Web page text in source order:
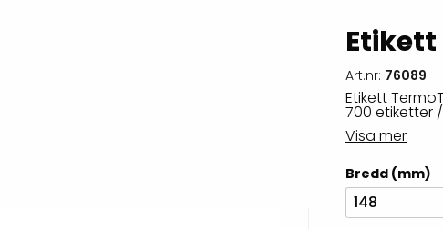
Handhållna streckkodsläsare
Bordsstreckkodsläsare
Tillbehör streckkodsläsare
Räkna ut
Order
Etikett
Art.nr: 76089
Etikett
700 etiketter
Visa mer
Bredd (mm)
148